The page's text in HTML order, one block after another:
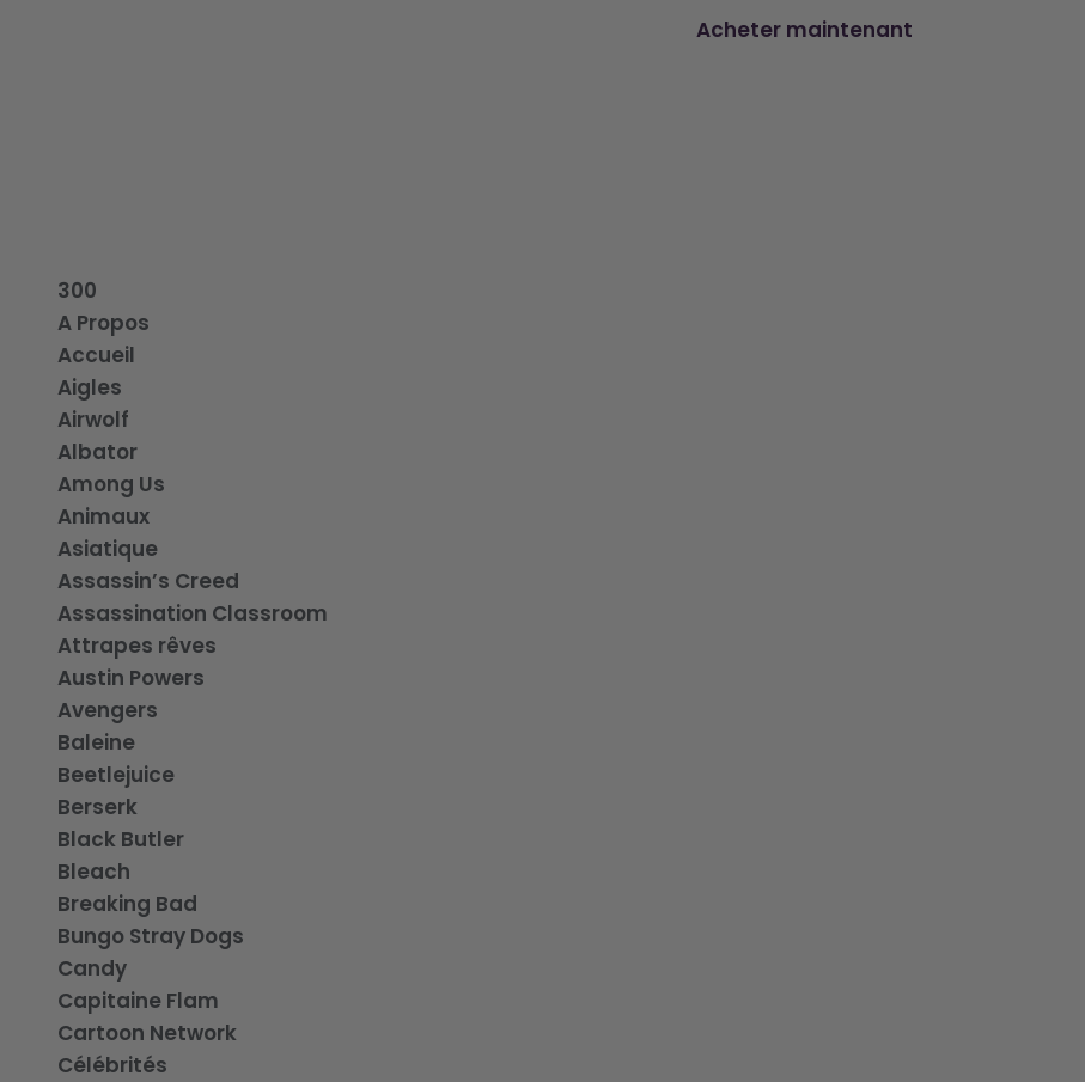
Acheter maintenant
300
A Propos
Accueil
Aigles
Airwolf
Albator
Among Us
Animaux
Asiatique
Assassin’s Creed
Assassination Classroom
Attrapes rêves
Austin Powers
Avengers
Baleine
Beetlejuice
Berserk
Black Butler
Bleach
Breaking Bad
Bungo Stray Dogs
Candy
Capitaine Flam
Cartoon Network
Célébrités